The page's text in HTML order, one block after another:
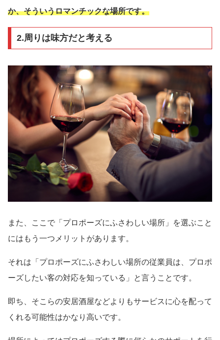
か、そういうロマンチックな場所です。
2.周りは味方だと考える
また、ここで「プロポーズにふさわしい場所」を選ぶこと
にはもう一つメリットがあります。
それは「プロポーズにふさわしい場所の従業員は、プロポ
ーズしたい客の対応を知っている」と言うことです。
即ち、そこらの安居酒屋などよりもサービスに心を配って
くれる可能性はかなり高いです。